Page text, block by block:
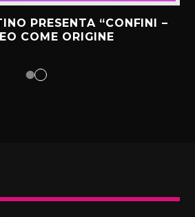
PRESENTA “CONFINI –
COME ORIGINE